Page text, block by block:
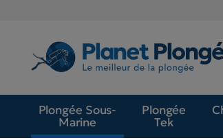
Plongée Sous-
Marine
Plongée
Tek